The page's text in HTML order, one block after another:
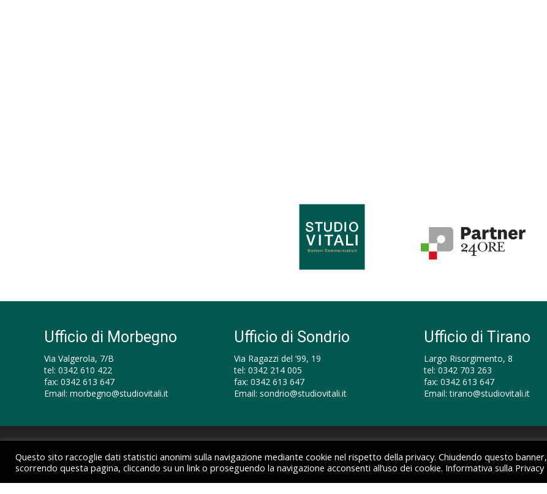
Ufficio di Morbegno
Via Valgerola, 7/B
tel: 0342 610 422
fax: 0342 613 647
Email: morbegno@studiovitali.it
Ufficio di Sondrio
Via Ragazzi del ’99, 19
tel: 0342 214 005
fax: 0342 613 647
Email: sondrio@studiovitali.it
Ufficio di Tirano
Largo Risorgimento, 8
tel: 0342 703 263
fax: 0342 613 647
Email:tirano@studiovitali.it
Questo sito raccoglie dati statistici anonimi sulla navigazione mediante cookie nel rispetto della privacy. Chiudendo questo banner,
scorrendo questa pagina, cliccando su un link o proseguendo la navigazione acconsenti all’uso dei cookie. Informativa sulla Privacy